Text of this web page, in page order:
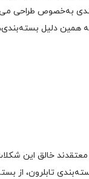
همین دلیل
خالق این
تابلرون، از